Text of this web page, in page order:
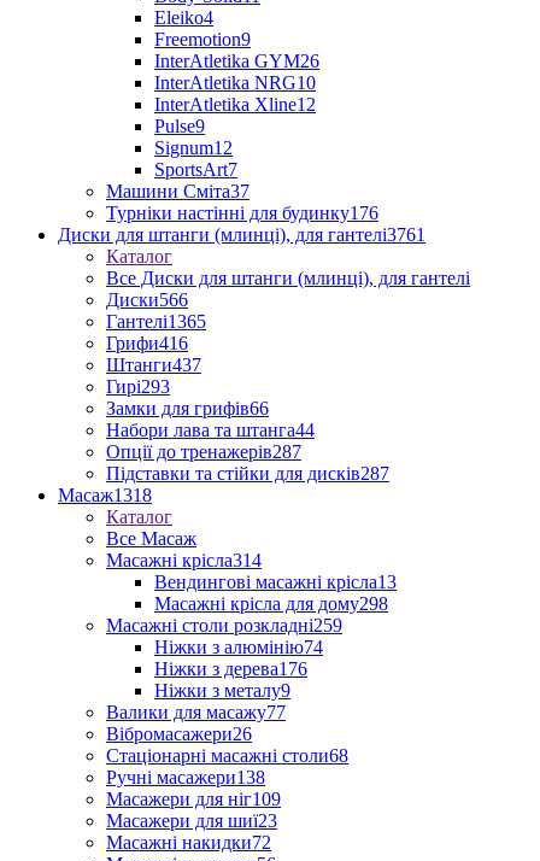
Eleiko4
Freemotion9
InterAtletika GYM26
InterAtletika NRG10
InterAtletika Xline12
Pulse9
Signum12
SportsArt7
Машини Сміта37
Турніки настінні для будинку176
Диски для штанги (млинці), для гантелі3761
Каталог
Все Диски для штанги (млинці), для гантелі
Диски566
Гантелі1365
Грифи416
Штанги437
Гирі293
Замки для грифів66
Набори лава та штанга44
Опції до тренажерів287
Підставки та стійки для дисків287
Масаж1318
Каталог
Все Масаж
Масажні крісла314
Вендингові масажні крісла13
Масажні крісла для дому298
Масажні столи розкладні259
Ніжки з алюмінію74
Ніжки з дерева176
Ніжки з металу9
Валики для масажу77
Вібромасажери26
Стаціонарні масажні столи68
Ручні масажери138
Масажери для ніг109
Масажери для шиї23
Масажні накидки72